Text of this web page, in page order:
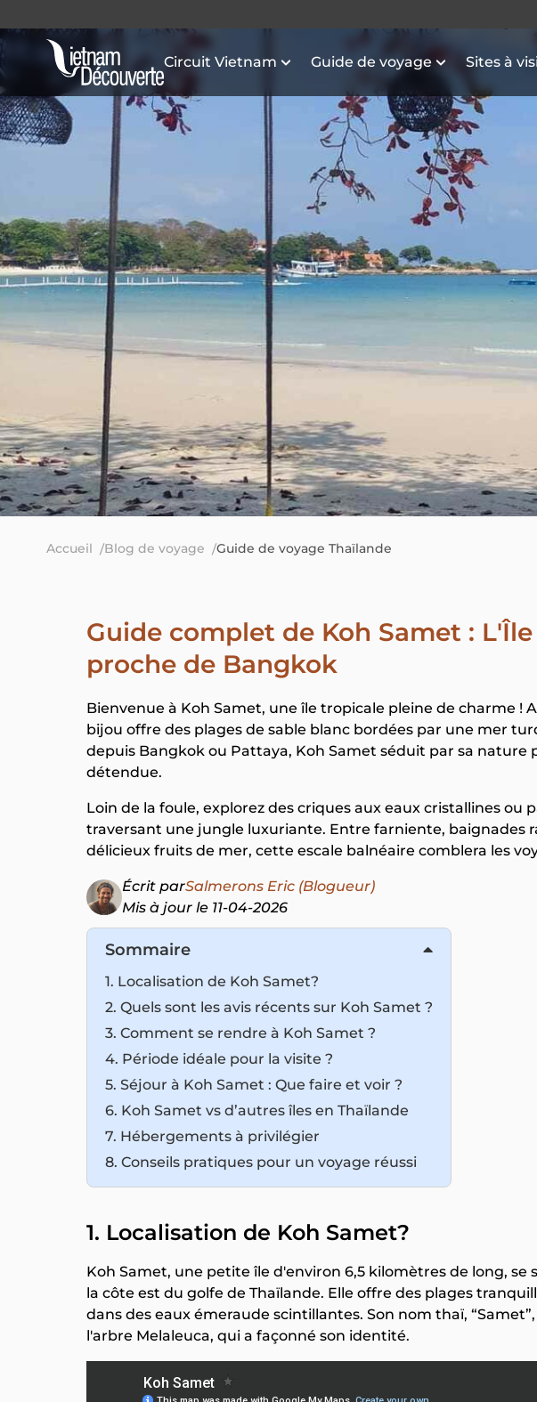
Circuit Vietnam Guide de voyage Sites à
Accueil Blog de voyage Guide de voyage Thaïlande
Guide complet de Koh Samet :
proche de Bangkok
Bienvenue à Koh Samet, une île tropicale pleine de charme !
bijou offre des plages de sable blanc bordées par une mer
depuis Bangkok ou Pattaya, Koh Samet séduit par sa nature
détendue.
Loin de la foule, explorez des criques aux eaux cristallines ou
traversant une jungle luxuriante. Entre farniente, baignades
délicieux fruits de mer, cette escale balnéaire comblera les
Écrit parSalmerons Eric (Blogueur)
Mis à jour le 11-04-2026
Sommaire
1. Localisation de Koh Samet?
2. Quels sont les avis récents sur Koh Samet ?
3. Comment se rendre à Koh Samet ?
4. Période idéale pour la visite ?
5. Séjour à Koh Samet : Que faire et voir ?
6. Koh Samet vs d’autres îles en Thaïlande
7. Hébergements à privilégier
8. Conseils pratiques pour un voyage réussi
1. Localisation de Koh Samet?
Koh Samet, une petite île d'environ 6,5 kilomètres de long, se
la côte est du golfe de Thaïlande. Elle offre des plages
dans des eaux émeraude scintillantes. Son nom thaï,
l'arbre Melaleuca, qui a façonné son identité.